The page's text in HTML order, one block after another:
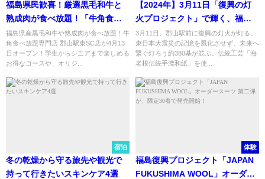
福島県民歓喜！厳選黒毛和牛と
熟成肉が食べ放題！「牛角食べ
放題専門店 郡山駅東SC店」4月
13日オープン！
福島県産黒毛和牛や熟成肉が食べ放題！牛
角食べ放題専門店 郡山駅東SC店が4月13
日オープン！学生からシニアまで楽しめる
お得なコースや、オリジ...
【2024年】3月11日「復興の灯
火プロジェクト」で輝く、福
島・郡山の未来への希望と絆
3月11日、郡山駅前に復興の灯火が灯る。
東日本大震災の記憶を風化させず、未来へ
繋ぐ灯ろう約380基が並ぶ。伝統工芸「海
老根伝統手漉和紙」を使...
宿泊
冬の乾燥から守る旅先や観光で
持って行きたいスキンケア4選
体験
福島復興プロジェクト「JAPAN
FUKUSHIMA WOOL」オーダー